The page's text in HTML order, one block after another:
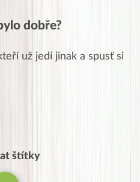
dobře?
už jedí jinak a spusť si
štítky